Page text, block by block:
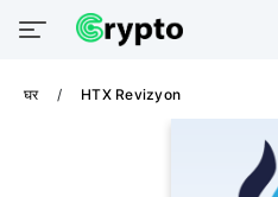
घर HTX Revizyon